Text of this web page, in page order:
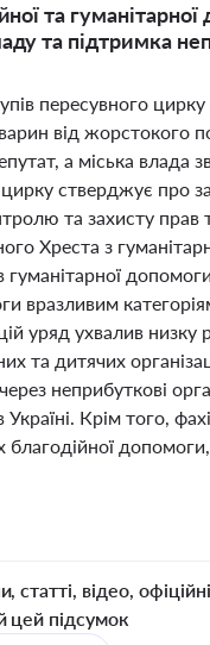
та
та підтримка
пересувного цирку
від жорстокого
а міська влада
стверджує про
та захисту прав
Хреста з
вразливим
уряд ухвалив
дитячих
неприбуткові
Україні. Крім того,
відео,
цей підсумок